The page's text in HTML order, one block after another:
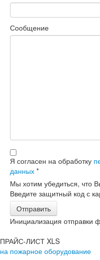
Сообщение
Я согласен на обработку
данных *
Мы хотим убедиться, что
Введите защитный код с
Отправить
Инициализация отправки
ПРАЙС-ЛИСТ XLS
на пожарное оборудование